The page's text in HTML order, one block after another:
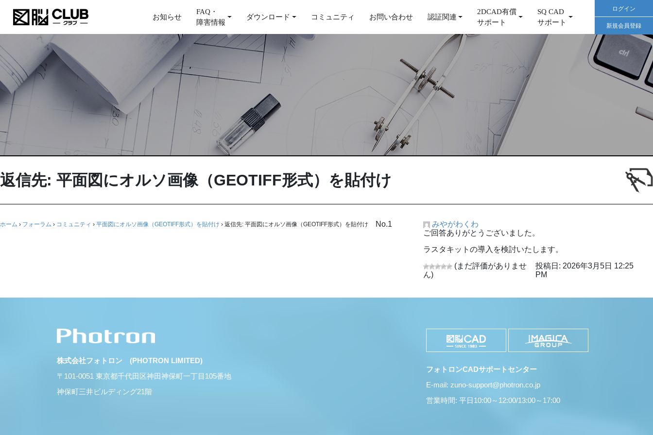
お知らせ
FAQ・
障害情報
ダウンロード コミュニティ お問い合わせ 認証関連
2DCAD有償
サポート
SQ CAD
サポート
ログイン
新規会員登録
返信先: 平面図にオルソ画像（GEOTIFF形式）を貼付け
ホーム › フォーラム › コミュニティ › 平面図にオルソ画像（GEOTIFF形式）を貼付け › 返信先: 平面図にオルソ画像（GEOTIFF形式）を貼付け No.1
みやがわくわ
ご回答ありがとうございました。
ラスタキットの導入を検討いたします。
(まだ評価がありませ
ん)
投稿日: 2026年3月5日 12:25
PM
株式会社フォトロン (PHOTRON LIMITED)
〒101-0051 東京都千代田区神田神保町一丁目105番地
神保町三井ビルディング21階
フォトロンCADサポートセンター
E-mail: zuno-support@photron.co.jp
営業時間: 平日10:00～12:00/13:00～17:00